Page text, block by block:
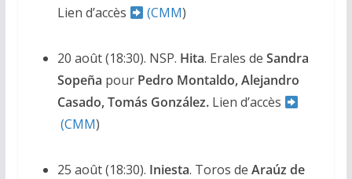
Lien d’accès
(CMM)
20 août (18:30). NSP. Hita. Erales de Sandra
Sopeña pour Pedro Montaldo, Alejandro
Casado, Tomás González.Lien d’accès
(CMM)
25 août (18:30). Iniesta. Toros de Araúz de